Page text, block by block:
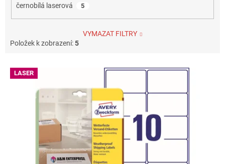
černobílá laserová 5
VYMAZAT FILTRY
Položek k zobrazení:5
V LASER